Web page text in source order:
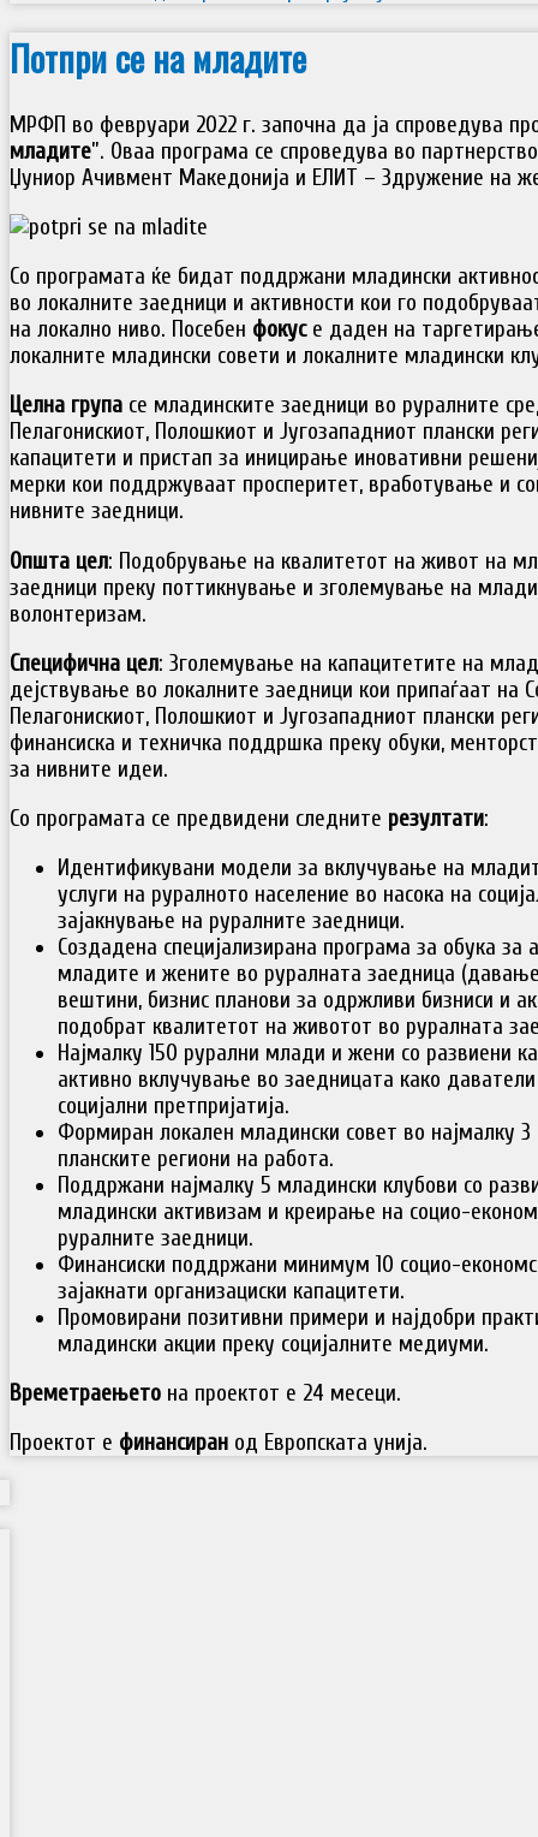
Потпри се на младите
MРФП во февруари 2022 г. започна да ја спроведува
младите”. Оваа програма се спроведува во
Џуниор Ачивмент Македонија и ЕЛИТ – Здружение на
Со програмата ќе бидат поддржани младински
во локалните заедници и активности кои го
на локално ниво. Посебен фокусе даден на
локалните младински совети и локалните младински
Целна група се младинските заедници во руралните
Пелагонискиот, Полошкиот и Југозападниот плански
капацитети и пристап за иницирање иновативни
мерки кои поддржуваат просперитет, вработување и
нивните заедници.
Општа цел: Подобрување на квалитетот на живот на
заедници преку поттикнување и зголемување на
волонтеризам.
Специфична цел: Зголемување на капацитетите на
дејствување во локалните заедници кои припаѓаат на
Пелагонискиот, Полошкиот и Југозападниот плански
финансиска и техничка поддршка преку обуки,
за нивните идеи.
Со програмата се предвидени следните резултати:
Идентификувани модели за вклучување на
услуги на руралното население во насока на
зајакнување на руралните заедници.
Создадена специјализирана програма за обука
младите и жените во руралната заедница (давање
вештини, бизнис планови за одржливи бизниси и
подобрат квалитетот на животот во руралната
Најмалку 150 рурални млади и жени со развиени
активно вклучување во заедницата како
социјални претпријатија.
Формиран локален младински совет во најмалку
планските региони на работа.
Поддржани најмалку 5 младински клубови со
младински активизам и креирање на социо-
руралните заедници.
Финансиски поддржани минимум 10 социо-
зајакнати организациски капацитети.
Промовирани позитивни примери и најдобри
младински акции преку социјалните медиуми.
Времетраењето на проектот е 24 месеци.
Проектот е финансиран од Европската унија.